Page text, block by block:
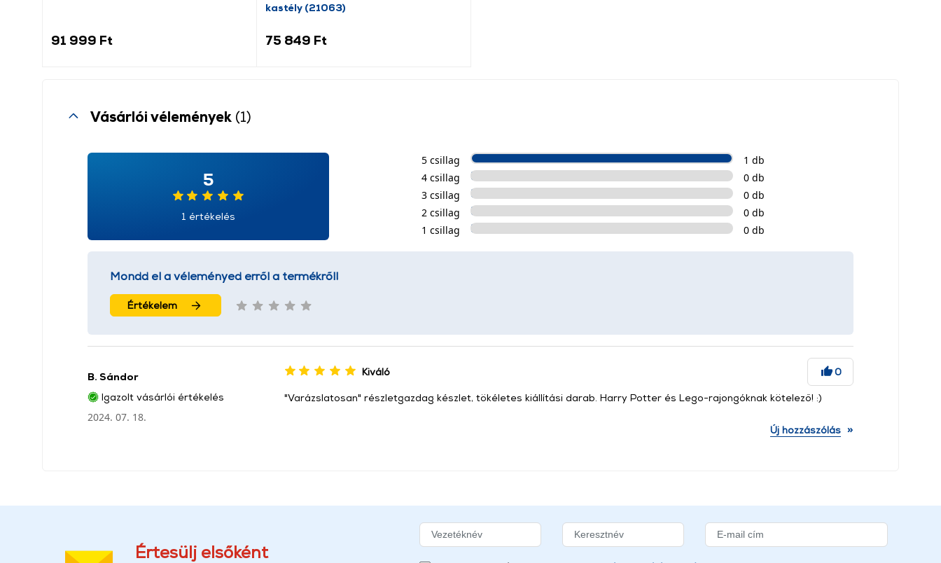
91 999 Ft
kastély (21063)
75 849 Ft
Vásárlói vélemények (1)
5
1 értékelés
5 csillag
1 db
4 csillag
0 db
3 csillag
0 db
2 csillag
0 db
1 csillag
0 db
Mondd el a véleményed erről a termékről!
Értékelem
B. Sándor
Igazolt vásárlói értékelés
2024. 07. 18.
Kiváló 0
"Varázslatosan" részletgazdag készlet, tökéletes kiállítási darab. Harry Potter és Lego-rajongóknak kötelező! :)
Új hozzászólás »
Értesülj elsőként